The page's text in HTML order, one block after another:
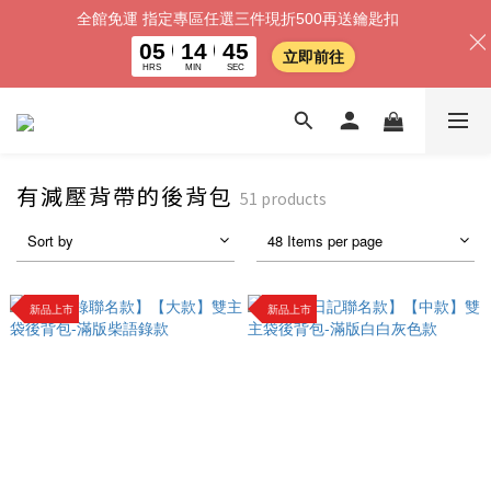
有減壓背帶的後背包 51 products
Sort by 48 Items per page
新品上市 新品上市
全館免運 指定專區任選三件現折500再送鑰匙扣
05
HRS
14
MIN
45
SEC
立即前往